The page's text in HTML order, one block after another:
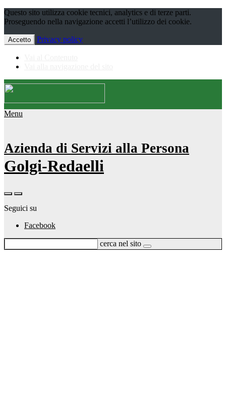
Questo sito utilizza cookie tecnici, analytics e di terze parti.
Proseguendo nella navigazione accetti l’utilizzo dei cookie.
Accetto Privacy policy
Menu
Azienda di Servizi alla Persona
Golgi-Redaelli
Seguici su
Facebook
cerca nel sito